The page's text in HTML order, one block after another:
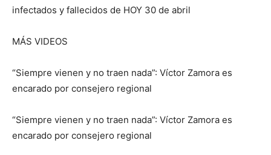
infectados y fallecidos de HOY 30 de abril
MÁS VIDEOS
“Siempre vienen y no traen nada”: Víctor Zamora es
encarado por consejero regional
“Siempre vienen y no traen nada”: Víctor Zamora es
encarado por consejero regional